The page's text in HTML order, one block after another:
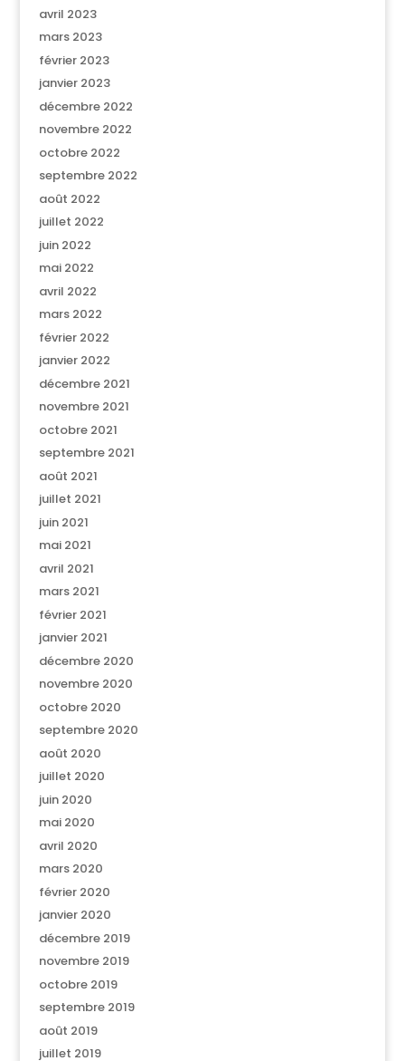
avril 2023
mars 2023
février 2023
janvier 2023
décembre 2022
novembre 2022
octobre 2022
septembre 2022
août 2022
juillet 2022
juin 2022
mai 2022
avril 2022
mars 2022
février 2022
janvier 2022
décembre 2021
novembre 2021
octobre 2021
septembre 2021
août 2021
juillet 2021
juin 2021
mai 2021
avril 2021
mars 2021
février 2021
janvier 2021
décembre 2020
novembre 2020
octobre 2020
septembre 2020
août 2020
juillet 2020
juin 2020
mai 2020
avril 2020
mars 2020
février 2020
janvier 2020
décembre 2019
novembre 2019
octobre 2019
septembre 2019
août 2019
juillet 2019